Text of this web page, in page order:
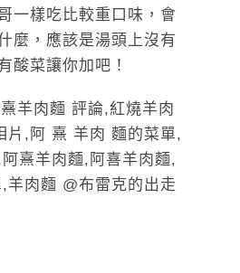
一樣吃比較重口味，會
麼，應該是湯頭上沒有
酸菜讓你加吧！